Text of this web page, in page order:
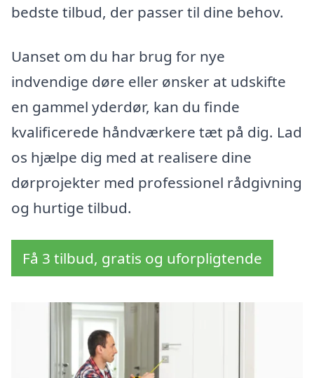
bedste tilbud, der passer til dine behov.
Uanset om du har brug for nye
indvendige døre eller ønsker at udskifte
en gammel yderdør, kan du finde
kvalificerede håndværkere tæt på dig. Lad
os hjælpe dig med at realisere dine
dørprojekter med professionel rådgivning
og hurtige tilbud.
Få 3 tilbud, gratis og uforpligtende